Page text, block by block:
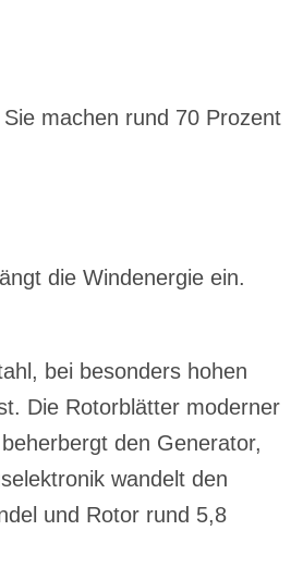
machen rund 70 Prozent
die Windenergie ein.
bei besonders hohen
Die Rotorblätter moderner
den Generator,
wandelt den
und Rotor rund 5,8